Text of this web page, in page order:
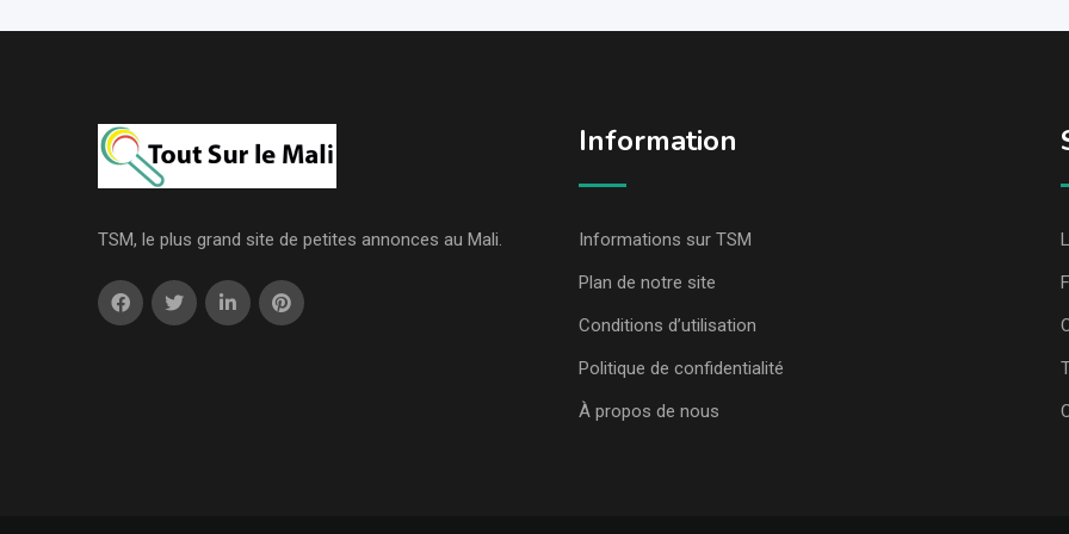
TSM, le plus grand site de petites annonces au Mali.
Information
Informations sur TSM
Plan de notre site
Conditions d’utilisation
Politique de confidentialité
À propos de nous